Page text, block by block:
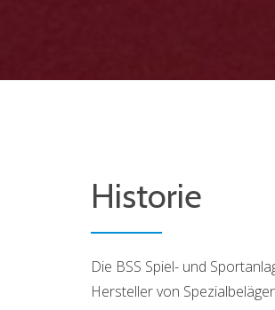
Historie
Die BSS Spiel- und
Hersteller von